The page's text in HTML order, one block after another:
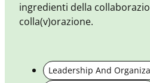
ingredienti della
colla(v)orazione.
Leadership And